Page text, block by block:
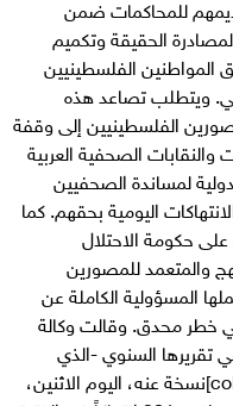
للمحاكمات ضمن
الحقيقة وتكميم
المواطنين الفلسطينيين
ويتطلب تصاعد هذه
الفلسطينيين إلى وقفة
الصحفية العربية
لمساندة الصحفيين
اليومية بحقهم. كما
حكومة الاحتلال
والمتعمد للمصورين
المسؤولية الكاملة عن
خطر محدق. وقالت وكالة
تقريرها السنوي -الذي
وصل[color=red] "فلسطين الآن" [/color]نسخة عنه، اليوم الاثنين،